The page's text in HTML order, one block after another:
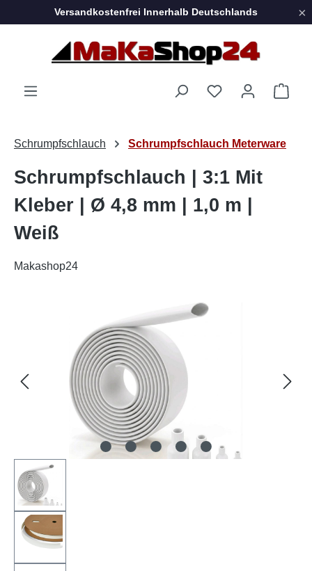
Zum Hauptinhalt springen
Versandkostenfrei Innerhalb Deutschlands ×
Schrumpfschlauch Schrumpfschlauch Meterware
Schrumpfschlauch | 3:1 Mit
Kleber | Ø 4,8 mm | 1,0 m |
Weiß
Makashop24